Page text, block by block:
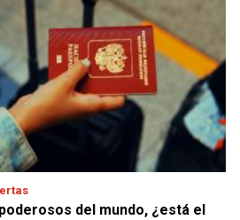
del mundo, ¿está el